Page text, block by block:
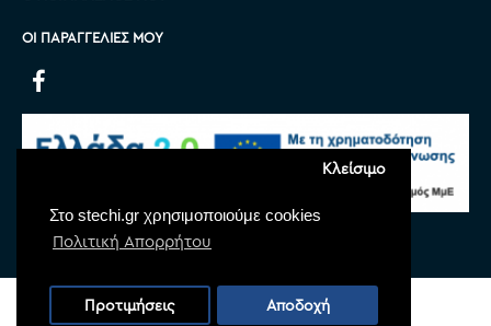
Στο stechi.gr χρησιμοποιούμε cookies
Πολιτική Απορρήτου
Κλείσιμο
Προτιμήσεις Αποδοχή
ΟΙ ΠΑΡΑΓΓΕΛΊΕΣ ΜΟΥ
Copyright © 2022 Stechi, All Rights Reserved
Powered by
Monoware Web